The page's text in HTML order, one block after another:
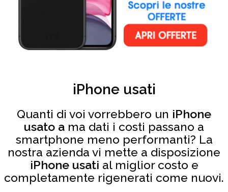
iPhone usati
Quanti di voi vorrebbero un iPhone
usato a ma dati i costi passano a
smartphone meno performanti? La
nostra azienda vi mette a disposizione
iPhone usati al miglior costo e
completamente rigenerati come nuovi.